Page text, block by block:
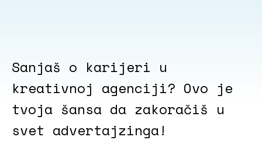
Sanjaš o karijeri u
kreativnoj agenciji? Ovo je
tvoja šansa da zakoračiš u
svet advertajzinga!